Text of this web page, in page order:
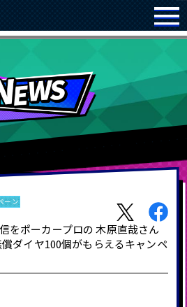
ーン
をポーカープロの 木原直哉さん
ダイヤ100個がもらえるキャンペ